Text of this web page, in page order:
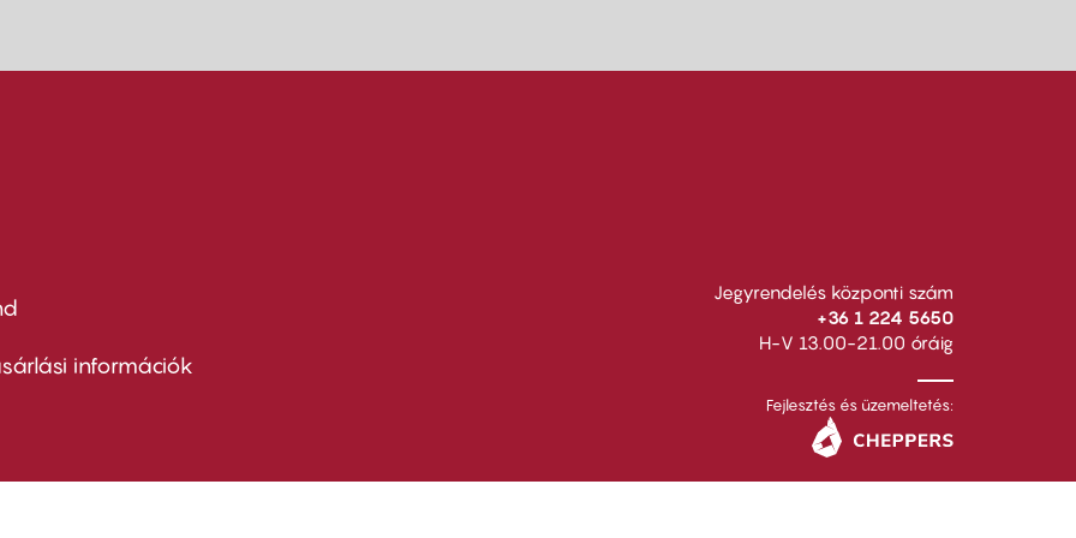
információk
Jegyrendelés központi szám
+36 1 224 5650
H-V 13.00-21.00 óráig
Fejlesztés és üzemeltetés: